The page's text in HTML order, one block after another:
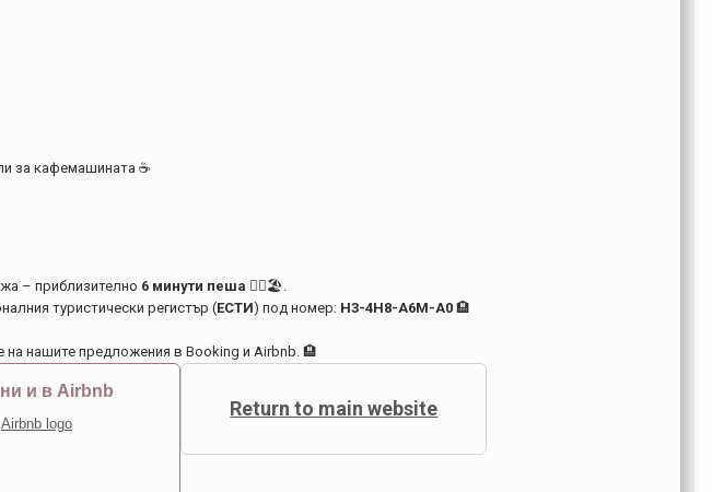
за кафемашината ☕
– приблизително 6 минути пеша 🚶‍♂️🏖️.
туристически регистър (ЕСТИ) под номер: H3-4H8-A6M-A0 🏨
на нашите предложения в Booking и Airbnb. 🏨
и в Airbnb
Return to main website